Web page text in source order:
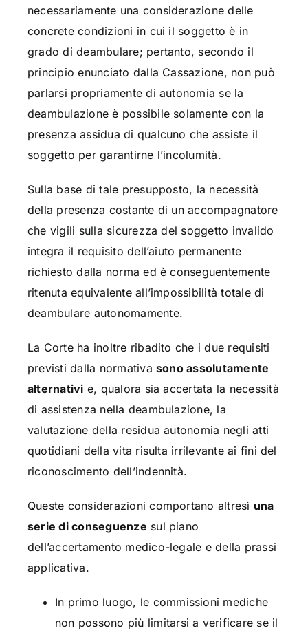
necessariamente una considerazione delle
concrete condizioni in cui il soggetto è in
grado di deambulare; pertanto, secondo il
principio enunciato dalla Cassazione, non può
parlarsi propriamente di autonomia se la
deambulazione è possibile solamente con la
presenza assidua di qualcuno che assiste il
soggetto per garantirne l’incolumità.
Sulla base di tale presupposto, la necessità
della presenza costante di un accompagnatore
che vigili sulla sicurezza del soggetto invalido
integra il requisito dell’aiuto permanente
richiesto dalla norma ed è conseguentemente
ritenuta equivalente all’impossibilità totale di
deambulare autonomamente.
La Corte ha inoltre ribadito che i due requisiti
previsti dalla normativa sono assolutamente
alternativi e, qualora sia accertata la necessità
di assistenza nella deambulazione, la
valutazione della residua autonomia negli atti
quotidiani della vita risulta irrilevante ai fini del
riconoscimento dell’indennità.
Queste considerazioni comportano altresì una
serie di conseguenze sul piano
dell’accertamento medico-legale e della prassi
applicativa.
In primo luogo, le commissioni mediche
non possono più limitarsi a verificare se il